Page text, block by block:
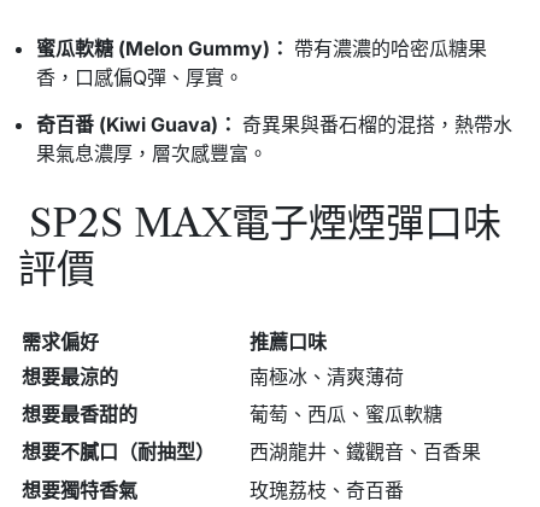
蜜瓜軟糖 (Melon Gummy)： 帶有濃濃的哈密瓜糖果
香，口感偏Q彈、厚實。
奇百番 (Kiwi Guava)： 奇異果與番石榴的混搭，熱帶水
果氣息濃厚，層次感豐富。
SP2S MAX電子煙煙彈口味
評價
需求偏好
推薦口味
想要最涼的
南極冰、清爽薄荷
想要最香甜的
葡萄、西瓜、蜜瓜軟糖
想要不膩口（耐抽型）
西湖龍井、鐵觀音、百香果
想要獨特香氣
玫瑰荔枝、奇百番